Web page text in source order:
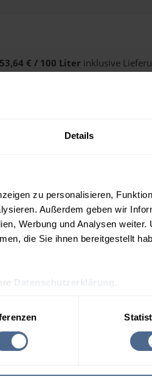
Details
zu personalisieren,
Außerdem geben wir
Werbung und Analysen
die Sie ihnen bereitgestellt
Datenschutzerklärung
€ / 100 Liter inklusive
unseren
oben - Heizölpreise ziehen